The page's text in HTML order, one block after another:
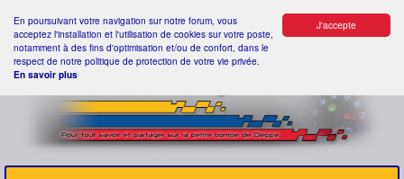
J'accepte
En poursuivant votre navigation sur notre forum, vous
acceptez l'installation et l'utilisation de cookies sur votre poste,
notamment à des fins d'optimisation et/ou de confort, dans le
respect de notre politique de protection de votre vie privée.
En savoir plus